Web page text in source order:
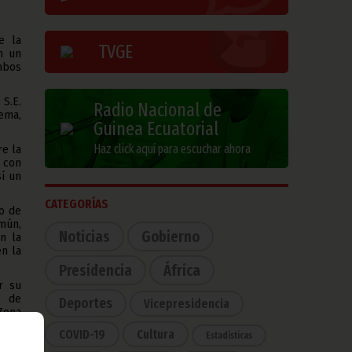
la
un
la
un
de
la
la
su
de
el
TVGE
Radio Nacional de
Guinea Ecuatorial
Haz click aquí para escuchar ahora
CATEGORÍAS
Noticias
Gobierno
Presidencia
África
Deportes Vicepresidencia
COVID-19 Cultura Estadísticas